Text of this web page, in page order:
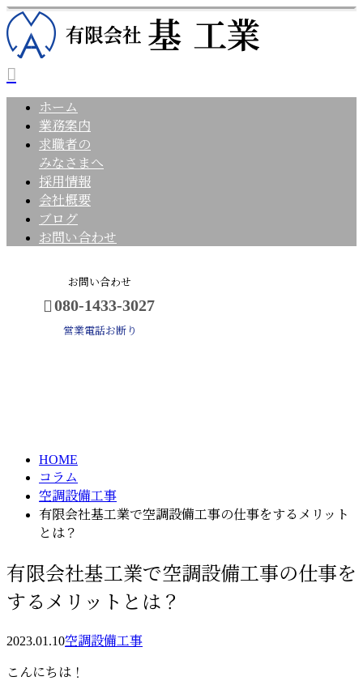
ホーム
業務案内
求職者の
みなさまへ
採用情報
会社概要
ブログ
お問い合わせ
お問い合わせ
080-1433-3027
営業電話お断り
HOME
コラム
空調設備工事
有限会社基工業で空調設備工事の仕事をするメリット
とは？
有限会社基工業で空調設備工事の仕事を
するメリットとは？
2023.01.10空調設備工事
こんにちは！